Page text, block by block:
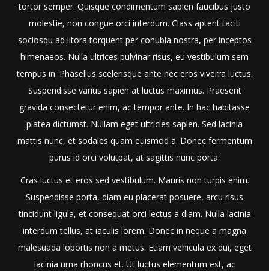
tortor semper. Quisque condimentum sapien faucibus justo
molestie, non congue orci interdum. Class aptent taciti
sociosqu ad litora torquent per conubia nostra, per inceptos
himenaeos. Nulla ultrices pulvinar risus, eu vestibulum sem
tempus in. Phasellus scelerisque ante nec eros viverra luctus.
Suspendisse varius sapien at luctus maximus. Praesent
gravida consectetur enim, ac tempor ante. In hac habitasse
platea dictumst. Nullam eget ultricies sapien. Sed lacinia
mattis nunc, et sodales quam euismod a. Donec fermentum
purus id orci volutpat, at sagittis nunc porta.
Cras luctus et eros sed vestibulum. Mauris non turpis enim.
Suspendisse porta, diam eu placerat posuere, arcu risus
tincidunt ligula, et consequat orci lectus a diam. Nulla lacinia
interdum tellus, at iaculis lorem. Donec in neque a magna
malesuada lobortis non a metus. Etiam vehicula ex dui, eget
lacinia urna rhoncus et. Ut luctus elementum est, ac